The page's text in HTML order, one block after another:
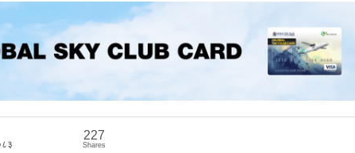
227
Shares